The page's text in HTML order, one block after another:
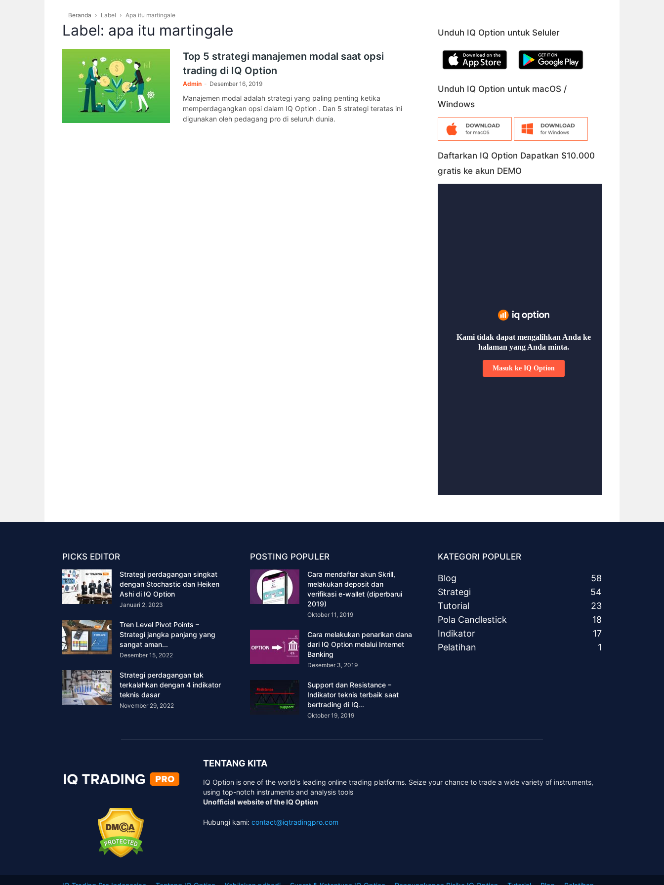
Beranda Label Apa itu martingale
Label: apa itu martingale
Top 5 strategi manajemen modal saat opsi
trading di IQ Option
Admin - Desember 16, 2019
Manajemen modal adalah strategi yang paling penting ketika
memperdagangkan opsi dalam IQ Option . Dan 5 strategi teratas ini
digunakan oleh pedagang pro di seluruh dunia.
Unduh IQ Option untuk Seluler
Unduh IQ Option untuk macOS /
Windows
Daftarkan IQ Option Dapatkan $10.000
gratis ke akun DEMO
PICKS EDITOR
Strategi perdagangan singkat
dengan Stochastic dan Heiken
Ashi di IQ Option
Januari 2, 2023
Tren Level Pivot Points –
Strategi jangka panjang yang
sangat aman...
Desember 15, 2022
Strategi perdagangan tak
terkalahkan dengan 4 indikator
teknis dasar
November 29, 2022
POSTING POPULER
Cara mendaftar akun Skrill,
melakukan deposit dan
verifikasi e-wallet (diperbarui
2019)
Oktober 11, 2019
Cara melakukan penarikan dana
dari IQ Option melalui Internet
Banking
Desember 3, 2019
Support dan Resistance –
Indikator teknis terbaik saat
bertrading di IQ...
Oktober 19, 2019
KATEGORI POPULER
Blog
58
Strategi
54
Tutorial
23
Pola Candlestick
18
Indikator
17
Pelatihan
1
TENTANG KITA
IQ Option is one of the world's leading online trading platforms. Seize your chance to trade a wide variety of instruments,
using top-notch instruments and analysis tools
Unofficial website of the IQ Option
Hubungi kami: contact@iqtradingpro.com